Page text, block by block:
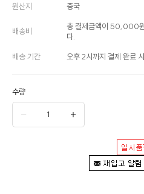
원산지 중국
배송비
총 결제금액이 50,000
다.
배송 기간 오후 2시까지 결제 완료
수량